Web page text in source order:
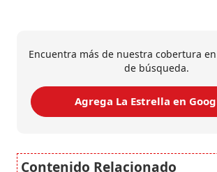
Encuentra más de nuestra cobertura
de búsqueda.
Agrega La Estrella en